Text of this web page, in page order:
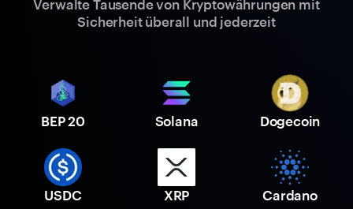
Verwalte Tausende von Kryptowährungen mit
Sicherheit überall und jederzeit
BEP 20 Solana Dogecoin
USDC XRP Cardano